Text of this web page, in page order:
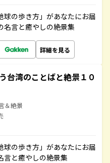
の歩き方」があなたにお届
名言と癒やしの絶景集
詳細を見る
台湾のことばと絶景１０
＆絶景
の歩き方」があなたにお届
言と癒やしの絶景集